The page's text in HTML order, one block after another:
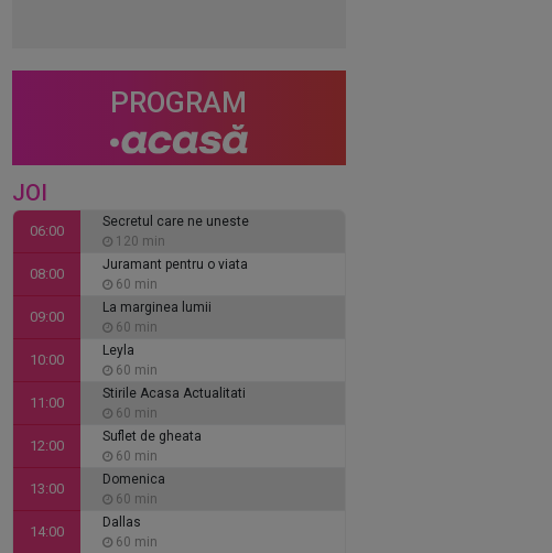
PROGRAM
JOI
06:00
Secretul care ne uneste
120 min
08:00
Juramant pentru o viata
60 min
09:00
La marginea lumii
60 min
10:00
Leyla
60 min
11:00
Stirile Acasa Actualitati
60 min
12:00
Suflet de gheata
60 min
13:00
Domenica
60 min
14:00
Dallas
60 min